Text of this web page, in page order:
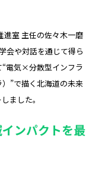
進室 主任の佐々木一磨
会や対話を通じて得ら
“電気×分散型インフラ
）”で描く北海道の未来
ました。
インパクトを最